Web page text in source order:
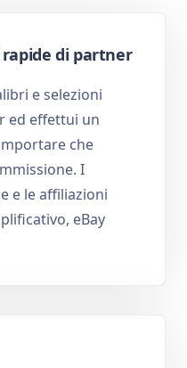
di partner
e selezioni
ed effettui un
che
I
e le affiliazioni
eBay